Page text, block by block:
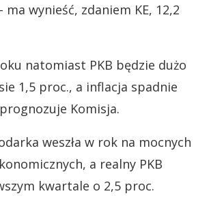
ma wynieść, zdaniem KE, 12,2
natomiast PKB będzie dużo
1,5 proc., a inflacja spadnie
Komisja.
weszła w rok na mocnych
a realny PKB
kwartale o 2,5 proc.